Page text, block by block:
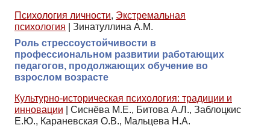
Психология личности, Экстремальная
психология
Зинатуллина А.М.
Роль стрессоустойчивости в
профессиональном развитии работающих
педагогов, продолжающих обучение во
взрослом возрасте
Культурно-историческая психология: традиции и
инновации
Сиснёва М.Е., Битова А.Л., Заблоцкис
Е.Ю., Караневская О.В., Мальцева Н.А.